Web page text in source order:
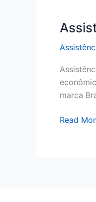
marca
Read